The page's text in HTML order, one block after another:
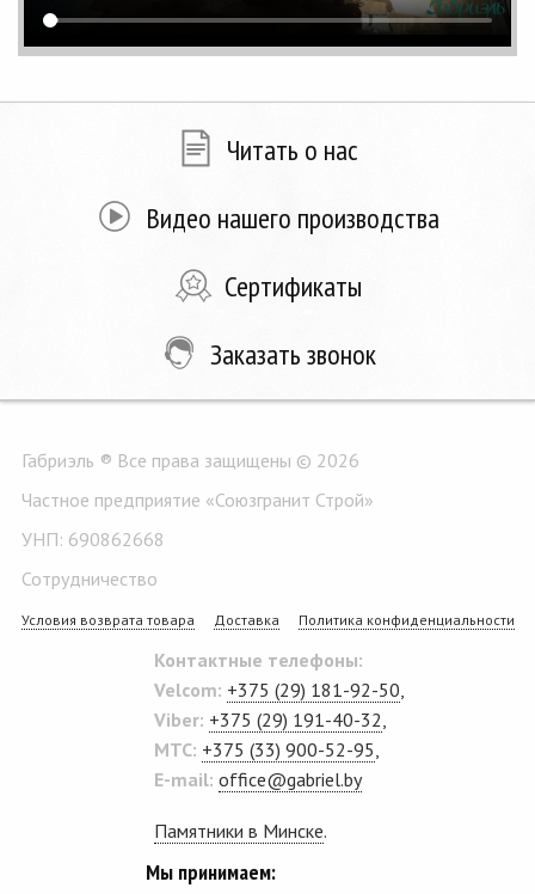
Читать о нас
Видео нашего производства
Сертификаты
Заказать звонок
Габриэль ® Все права защищены © 2026
Частное предприятие «Союзгранит Строй»
УНП: 690862668
Сотрудничество
Условия возврата товара Доставка Политика конфиденциальности
Контактные телефоны:
Velcom: +375 (29) 181-92-50
Viber: +375 (29) 191-40-32
MTC: +375 (33) 900-52-95
E-mail: office@gabriel.by
Памятники в Минске.
Мы принимаем: